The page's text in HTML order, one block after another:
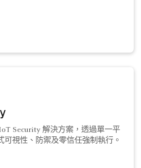
Security 解決方案，透過單一平
可視性、防禦及零信任強制執行。